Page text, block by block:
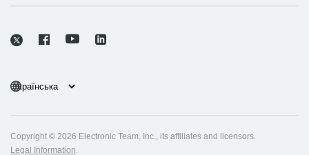
Copyright © 2026 Electronic Team, Inc., its affiliates and licensors.
Legal Information.